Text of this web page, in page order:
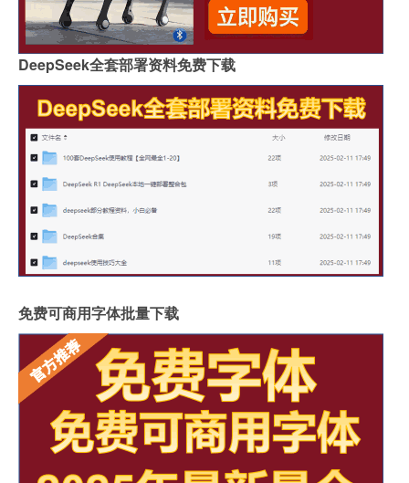
DeepSeek全套部署资料免费下载
免费可商用字体批量下载